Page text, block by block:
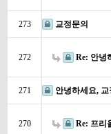
273 교정문의
272 Re: 안녕
271 안녕하세요,
270 Re: 프리